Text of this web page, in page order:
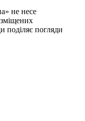
не несе
поділяє погляди